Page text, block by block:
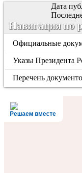
Дата
Навигация по
Официальные
Указы Президента
Перечень
Решаем вместе